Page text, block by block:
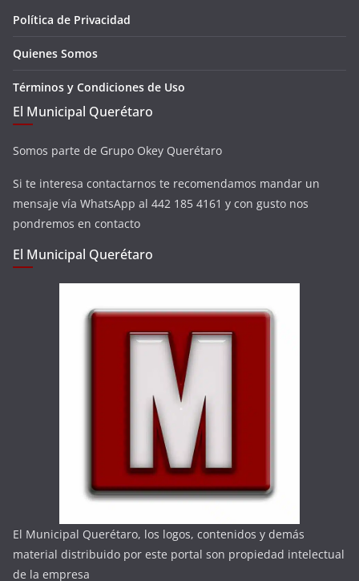
Política de Privacidad
Quienes Somos
Términos y Condiciones de Uso
El Municipal Querétaro
Somos parte de Grupo Okey Querétaro
Si te interesa contactarnos te recomendamos mandar un
mensaje vía WhatsApp al 442 185 4161 y con gusto nos
pondremos en contacto
El Municipal Querétaro
El Municipal Querétaro, los logos, contenidos y demás
material distribuido por este portal son propiedad intelectual
de la empresa